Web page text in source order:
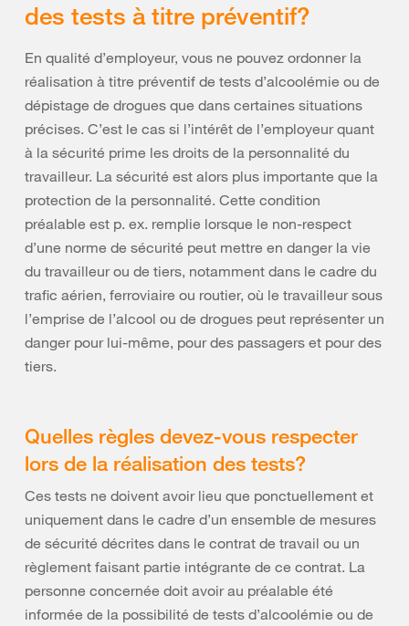
des tests à titre préventif?
En qualité d’employeur, vous ne pouvez ordonner la
réalisation à titre préventif de tests d’alcoolémie ou de
dépistage de drogues que dans certaines situations
précises. C’est le cas si l’intérêt de l’employeur quant
à la sécurité prime les droits de la personnalité du
travailleur. La sécurité est alors plus importante que la
protection de la personnalité. Cette condition
préalable est p. ex. remplie lorsque le non-respect
d’une norme de sécurité peut mettre en danger la vie
du travailleur ou de tiers, notamment dans le cadre du
trafic aérien, ferroviaire ou routier, où le travailleur sous
l’emprise de l’alcool ou de drogues peut représenter un
danger pour lui-même, pour des passagers et pour des
tiers.
Quelles règles devez-vous respecter
lors de la réalisation des tests?
Ces tests ne doivent avoir lieu que ponctuellement et
uniquement dans le cadre d’un ensemble de mesures
de sécurité décrites dans le contrat de travail ou un
règlement faisant partie intégrante de ce contrat. La
personne concernée doit avoir au préalable été
informée de la possibilité de tests d’alcoolémie ou de